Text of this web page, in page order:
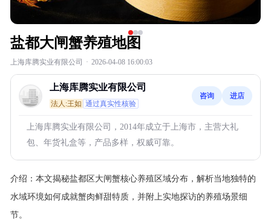
盐都大闸蟹养殖地图
上海库腾实业有限公司 · 2026-04-08 16:00:03
上海库腾实业有限公司
法人:王如 通过真实性核验
咨询 进店
上海库腾实业有限公司，2014年成立于上海市，主营大礼
包、年货礼盒等，产品多样，权威可靠。
介绍： 本文揭秘盐都区大闸蟹核心养殖区域分布，解析当地独特的
水域环境如何成就蟹肉鲜甜特质，并附上实地探访的养殖场景细
节。